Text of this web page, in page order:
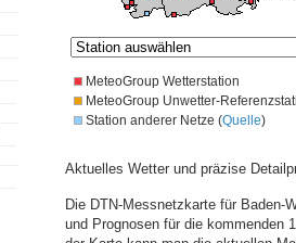
MeteoGroup Wetterstation
MeteoGroup Unwetter-
Station anderer Netze (Quelle)
Aktuelles Wetter und präzise
Die DTN-Messnetzkarte für Baden-
und Prognosen für die kommenden